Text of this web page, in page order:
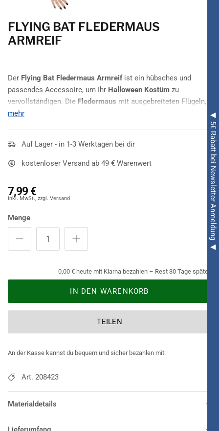
◀ 5€ Rabatt bei Newsletter Anmeldung ◀
FLYING BAT FLEDERMAUS
ARMREIF
Der Flying Bat Fledermaus Armreifist ein hübsches und
passendes Accessoire, um Ihr Halloween Kostüm zu
vervollständigen. Die Fledermaus mit ausgebreiteten Flügeln,
liegt auf Ihrem Handgelenk, als würde sie zu Ihnen gehören. In
mehr
Auf Lager - in 1-3 Werktagen bei dir
kostenloser Versand ab 49 € Warenwert
7,99 €
Menge
0,00 € heute mit Klarna bezahlen – Rest 30 Tage später.
IN DEN WARENKORB
TEILEN
An der Kasse kannst du bequem und sicher bezahlen mit:
Art. 208423
Materialdetails